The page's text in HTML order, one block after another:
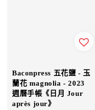
Baconpress 五花鹽 - 玉
蘭花 magnolia - 2023
週曆手帳《日月 Jour
après jour》